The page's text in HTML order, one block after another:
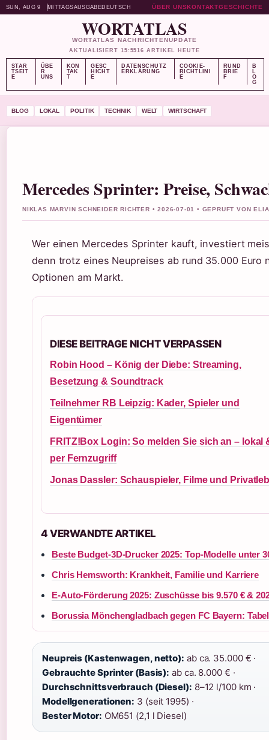
SUN, AUG 9 MITTAGSAUSGABEDEUTSCH ÜBER UNSKONTAKTGESCHICHTE
WORTATLAS
WORTATLAS NACHRICHTENUPDATE
AKTUALISIERT 15:5516 ARTIKEL HEUTE
STAR
TSEIT
E
ÜBE
R
UNS
KON
TAK
T
GESC
HICHT
E
DATENSCHUTZ
ERKLÄRUNG
COOKIE-
RICHTLINI
E
RUND
BRIE
F
B
L
O
G
BLOG LOKAL POLITIK TECHNIK WELT WIRTSCHAFT
Mercedes Sprinter: Preise,
NIKLAS MARVIN SCHNEIDER RICHTER • 2026-07-01 • GEPRUFT VON
Wer einen Mercedes Sprinter kauft, investiert
denn trotz eines Neupreises ab rund 35.000
Optionen am Markt.
DIESE BEITRAGE NICHT VERPASSEN
Robin Hood – König der Diebe: Streaming,
Besetzung & Soundtrack
Teilnehmer RB Leipzig: Kader, Spieler und
Eigentümer
FRITZ!Box Login: So melden Sie sich an – lokal
per Fernzugriff
Jonas Dassler: Schauspieler, Filme und
4 VERWANDTE ARTIKEL
Beste Budget-3D-Drucker 2025: Top-Modelle unter
Chris Hemsworth: Krankheit, Familie und Karriere
E-Auto-Förderung 2025: Zuschüsse bis 9.570 € &
Borussia Mönchengladbach gegen FC Bayern:
Neupreis (Kastenwagen, netto): ab ca. 35.000 € ·
Gebrauchte Sprinter (Basis): ab ca. 8.000 € ·
Durchschnittsverbrauch (Diesel): 8–12 l/100 km ·
Modellgenerationen: 3 (seit 1995) ·
Bester Motor: OM651 (2,1 l Diesel)